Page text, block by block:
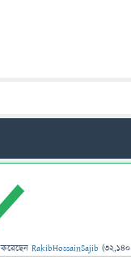
করেছেন RakibHossainSajib (32,140